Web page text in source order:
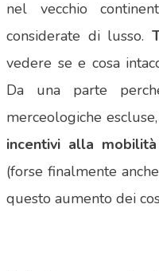
nel vecchio
considerate di lusso.
vedere se e cosa
Da una parte
merceologiche
incentivi alla
(forse finalmente
questo aumento dei